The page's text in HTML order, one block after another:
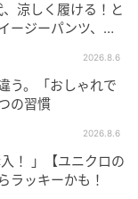
ツをさらっと
やかさが加わ
ジュアルなが
ので、大人の休
ちんとハン
涼しく履ける！と
ージーパンツ、買
2026.8.6
う。「おしゃれで
の習慣
2026.8.6
！ 」【ユニクロの
ラッキーかも！